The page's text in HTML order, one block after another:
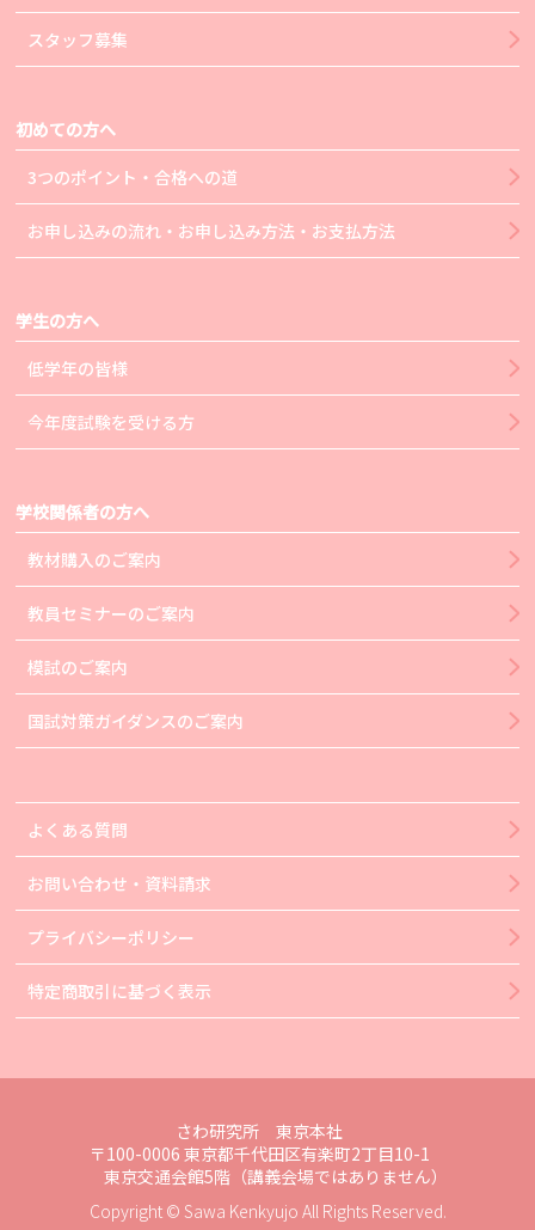
スタッフ募集
初めての方へ
3つのポイント・合格への道
お申し込みの流れ・お申し込み方法・お支払方法
学生の方へ
低学年の皆様
今年度試験を受ける方
学校関係者の方へ
教材購入のご案内
教員セミナーのご案内
模試のご案内
国試対策ガイダンスのご案内
よくある質問
お問い合わせ・資料請求
プライバシーポリシー
特定商取引に基づく表示
さわ研究所 東京本社
〒100-0006 東京都千代田区有楽町2丁目10-1
東京交通会館5階（講義会場ではありません）
Copyright © Sawa Kenkyujo All Rights Reserved.